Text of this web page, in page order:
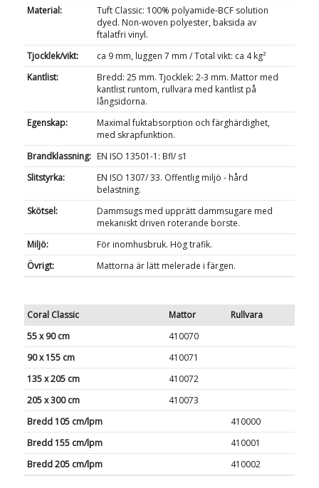
Material:
Tuft Classic: 100% polyamide-BCF solution
dyed. Non-woven polyester, baksida av
ftalatfri vinyl.
Tjocklek/vikt:
ca 9 mm, luggen 7 mm / Total vikt: ca 4 kg²
Kantlist:
Bredd: 25 mm. Tjocklek: 2-3 mm. Mattor med
kantlist runtom, rullvara med kantlist på
långsidorna.
Egenskap:
Maximal fuktabsorption och färghärdighet,
med skrapfunktion.
Brandklassning: EN ISO 13501-1: Bfl/ s1
Slitstyrka:
EN ISO 1307/ 33. Offentlig miljö - hård
belastning.
Skötsel:
Dammsugs med upprätt dammsugare med
mekaniskt driven roterande borste.
Miljö:
För inomhusbruk. Hög trafik.
Övrigt:
Mattorna är lätt melerade i färgen.
Coral Classic Mattor
Rullvara
55 x 90 cm
410070
90 x 155 cm
410071
135 x 205 cm
410072
205 x 300 cm
410073
Bredd 105 cm/lpm
410000
Bredd 155 cm/lpm
410001
Bredd 205 cm/lpm
410002